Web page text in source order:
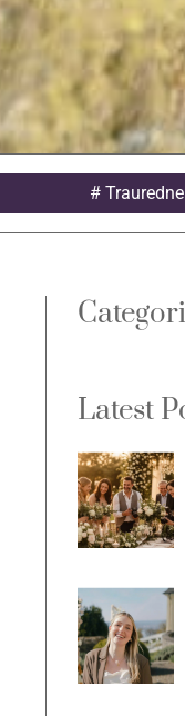
#
Latest